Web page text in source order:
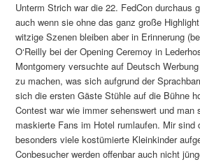
Unterm Strich war die 22. FedCon durchaus
auch wenn sie ohne das ganz große
witzige Szenen bleiben aber in Erinnerung
O‘Reilly bei der Opening Ceremoy in
Montgomery versuchte auf Deutsch
zu machen, was sich aufgrund der
sich die ersten Gäste Stühle auf die Bühne
Contest war wie immer sehenswert und man
maskierte Fans im Hotel rumlaufen. Mir sind
besonders viele kostümierte Kleinkinder
Conbesucher werden offenbar auch nicht